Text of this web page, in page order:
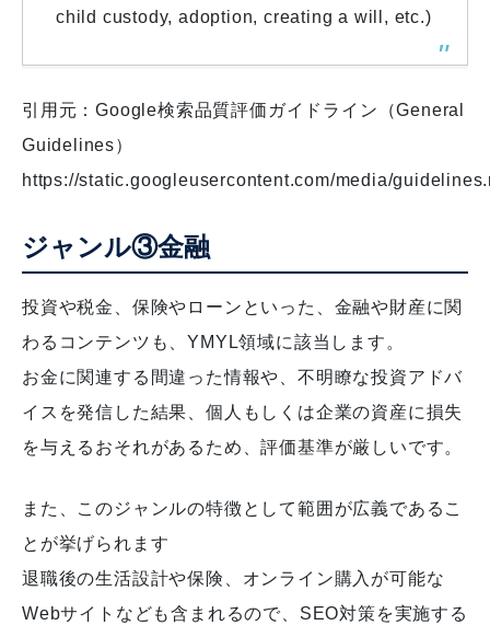
child custody, adoption, creating a will, etc.)
引用元：Google検索品質評価ガイドライン（General
Guidelines）
https://static.googleusercontent.com/media/
ジャンル③金融
投資や税金、保険やローンといった、金融や財産に関
わるコンテンツも、YMYL領域に該当します。
お金に関連する間違った情報や、不明瞭な投資アドバ
イスを発信した結果、個人もしくは企業の資産に損失
を与えるおそれがあるため、評価基準が厳しいです。
また、このジャンルの特徴として範囲が広義であるこ
とが挙げられます
退職後の生活設計や保険、オンライン購入が可能な
Webサイトなども含まれるので、SEO対策を実施する